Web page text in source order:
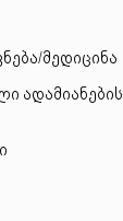
მედიცინა
ადამიანების